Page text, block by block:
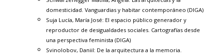
domesticidad. Vanguardias y habitar contemporáneo (DIGA)
Suja Lucía, María José: El espacio público generador y
reproductor de desigualdades sociales. Cartografías desde
una perspectiva feminista (DIGA)
Svinolobov, Daniil: De la arquitectura a la memoria.